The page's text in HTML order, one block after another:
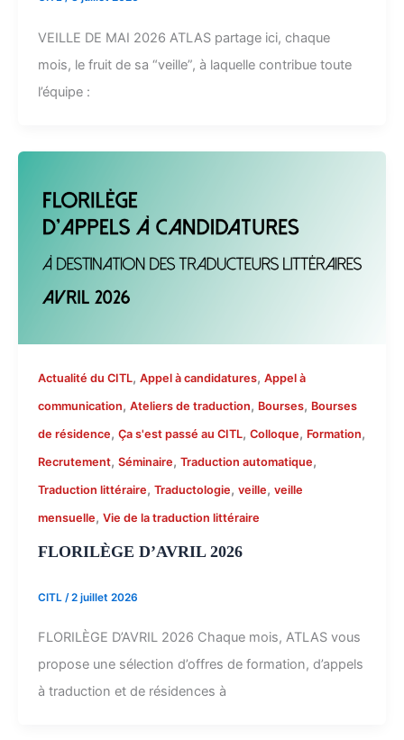
VEILLE DE MAI 2026 ATLAS partage ici, chaque
mois, le fruit de sa “veille”, à laquelle contribue toute
l’équipe :
Actualité du CITL, Appel à candidatures, Appel à
communication, Ateliers de traduction, Bourses, Bourses
de résidence, Ça s'est passé au CITL, Colloque, Formation,
Recrutement, Séminaire, Traduction automatique,
Traduction littéraire, Traductologie, veille, veille
mensuelle, Vie de la traduction littéraire
FLORILÈGE D’AVRIL 2026
CITL /2 juillet 2026
FLORILÈGE D’AVRIL 2026 Chaque mois, ATLAS vous
propose une sélection d’offres de formation, d’appels
à traduction et de résidences à